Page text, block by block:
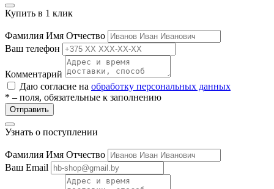
Купить в 1 клик
Фамилия Имя Отчество
Ваш телефон
Комментарий
Даю согласие на обработку персональных данных
* – поля, обязательные к заполнению
Отправить
Узнать о поступлении
Фамилия Имя Отчество
Ваш Email